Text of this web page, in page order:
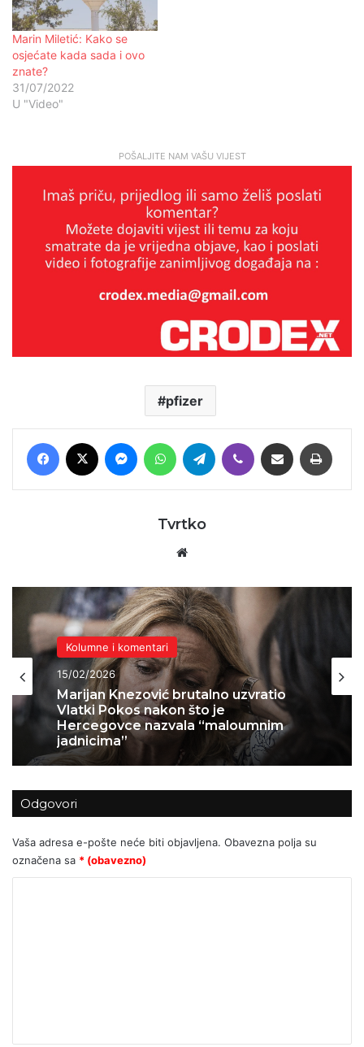
Marin Miletić: Kako se
osjećate kada sada i ovo
znate?
31/07/2022
U "Video"
POŠALJITE NAM VAŠU VIJEST
pfizer
Facebook MessengerWhatsAppTelegram Viber Podijeli putem E-maila
Tvrtko
Kolumne i komentari
15/02/2026
Marijan Knezović brutalno uzvratio
Vlatki Pokos nakon što je
Hercegovce nazvala “maloumnim
jadnicima”
Odgovori
Vaša adresa e-pošte neće biti objavljena. Obavezna polja su
označena sa * (obavezno)